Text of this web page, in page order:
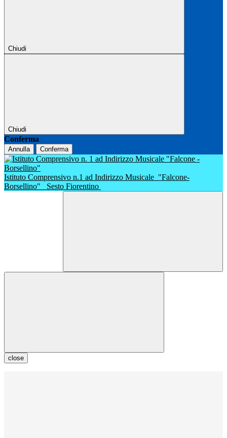
Chiudi
Chiudi
Conferma
Annulla Conferma
Istituto Comprensivo n.1 ad Indirizzo Musicale "Falcone-
Borsellino"
Sesto Fiorentino
close